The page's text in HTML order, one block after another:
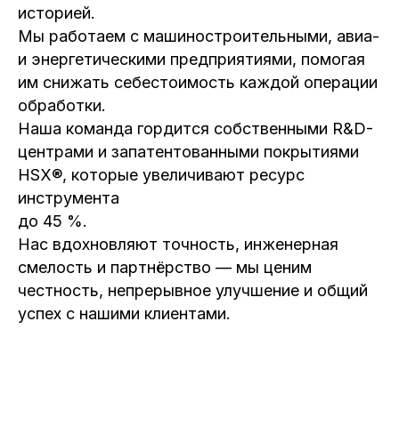
историей.
Мы работаем с машиностроительными, авиа-
и энергетическими предприятиями, помогая
им снижать себестоимость каждой операции
обработки.
Наша команда гордится собственными R&D-
центрами и запатентованными покрытиями
HSX®, которые увеличивают ресурс
инструмента
до 45 %.
Нас вдохновляют точность, инженерная
смелость и партнёрство — мы ценим
честность, непрерывное улучшение и общий
успех с нашими клиентами.